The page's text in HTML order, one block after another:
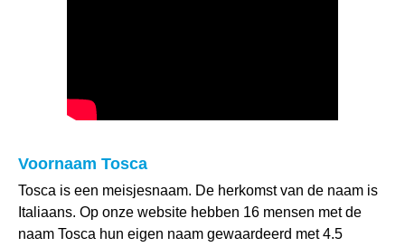
Voornaam Tosca
Tosca is een meisjesnaam. De herkomst van de naam is
Italiaans. Op onze website hebben 16 mensen met de
naam Tosca hun eigen naam gewaardeerd met 4.5